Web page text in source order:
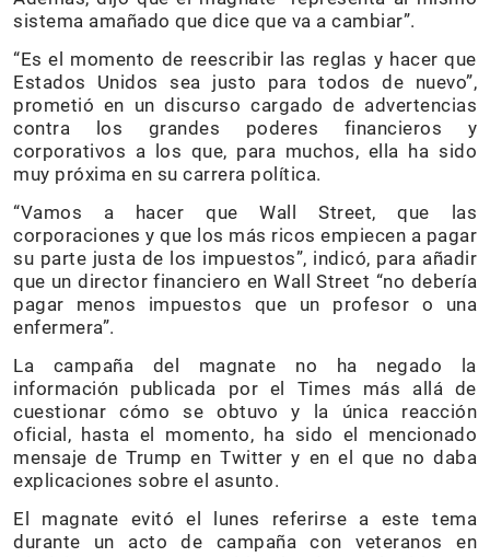
sistema amañado que dice que va a cambiar”.
“Es el momento de reescribir las reglas y hacer que
Estados Unidos sea justo para todos de nuevo”,
prometió en un discurso cargado de advertencias
contra los grandes poderes financieros y
corporativos a los que, para muchos, ella ha sido
muy próxima en su carrera política.
“Vamos a hacer que Wall Street, que las
corporaciones y que los más ricos empiecen a pagar
su parte justa de los impuestos”, indicó, para añadir
que un director financiero en Wall Street “no debería
pagar menos impuestos que un profesor o una
enfermera”.
La campaña del magnate no ha negado la
información publicada por el Times más allá de
cuestionar cómo se obtuvo y la única reacción
oficial, hasta el momento, ha sido el mencionado
mensaje de Trump en Twitter y en el que no daba
explicaciones sobre el asunto.
El magnate evitó el lunes referirse a este tema
durante un acto de campaña con veteranos en